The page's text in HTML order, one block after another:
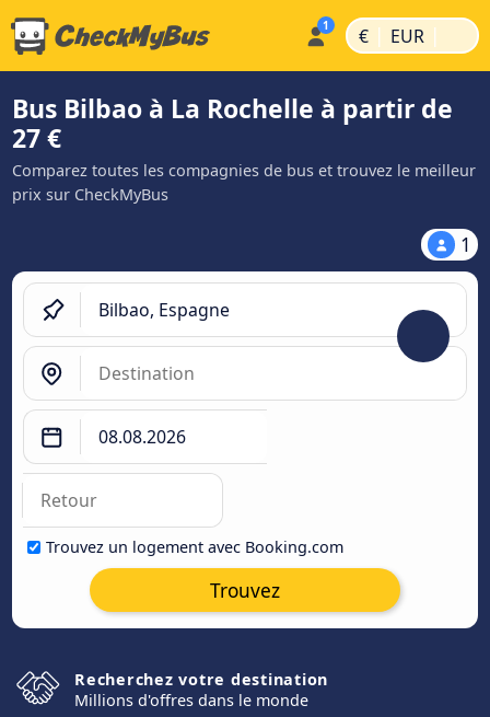
€ | EUR |
Bus Bilbao à La Rochelle à partir de
27 €
Comparez toutes les compagnies de bus et trouvez le meilleur
prix sur CheckMyBus
1
Trouvez un logement avec Booking.com
Trouvez
Recherchez votre destination
Millions d'offres dans le monde